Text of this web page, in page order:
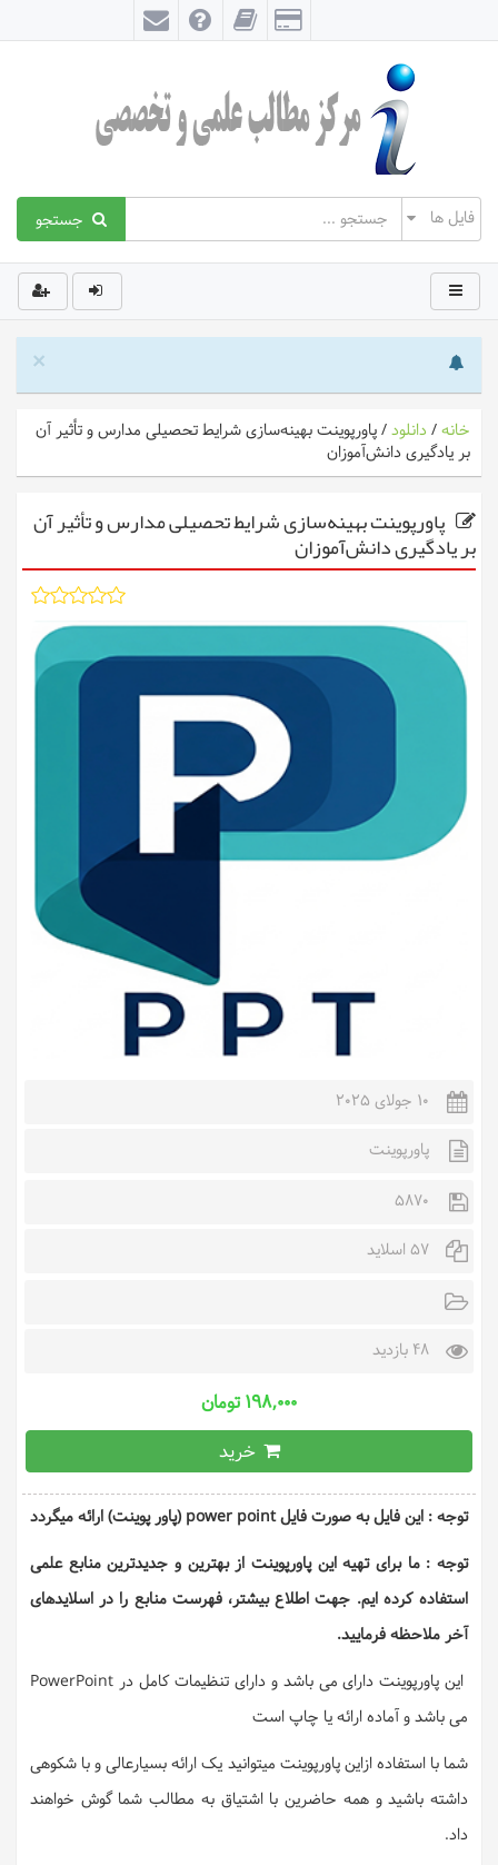
جستجو
×
خانه/ دانلود/پاورپوینت بهینه‌سازی شرایط تحصیلی مدارس و تأثیر آن
بر یادگیری دانش‌آموزان
پاورپوینت بهینه‌سازی شرایط تحصیلی مدارس و تأثیر آن
بر یادگیری دانش‌آموزان
10 جولای 2025
پاورپوینت
5870
57 اسلاید
48 بازدید
۱۹۸,۰۰۰ تومان
خرید
توجه : این فایل به صورت فایل power point (پاور پوینت) ارائه میگردد
توجه : ما برای تهیه این پاورپوینت از بهترین و جدیدترین منابع علمی
استفاده کرده ایم. جهت اطلاع بیشتر، فهرست منابع را در اسلایدهای
آخر ملاحظه فرمایید.
این پاورپوینت دارای می باشد و دارای تنظیمات کامل در PowerPoint
می باشد و آماده ارائه یا چاپ است
شما با استفاده ازاین پاورپوینت میتوانید یک ارائه بسیارعالی و با شکوهی
داشته باشید و همه حاضرین با اشتیاق به مطالب شما گوش خواهند
داد.